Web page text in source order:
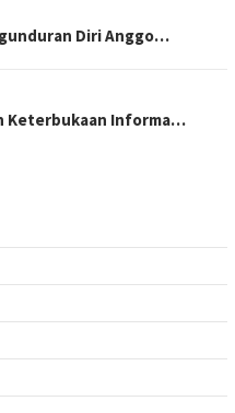
Diri Anggo…
Keterbukaan Informa…